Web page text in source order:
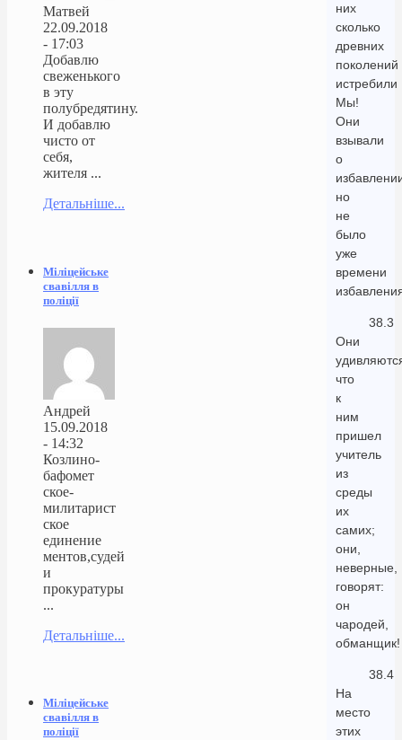
них
сколько
древних
поколений
истребили
Мы!
Они
взывали
о
но
не
было
уже
времени
38.3
Они
что
к
ним
пришел
учитель
из
среды
их
самих;
они,
неверные,
говорят:
он
чародей,
обманщик!
38.4
На
место
этих
Матвей
22.09.2018
- 17:03
Добавлю
свеженького
в эту
полубредятину.
И добавлю
чисто от
себя,
жителя ...
Детальніше...
Міліцейське
свавілля в
поліції
Андрей
15.09.2018
- 14:32
Козлино-
бафомет
ское-
милитарист
ское
единение
ментов,судей
и
прокуратуры
...
Детальніше...
Міліцейське
свавілля в
поліції